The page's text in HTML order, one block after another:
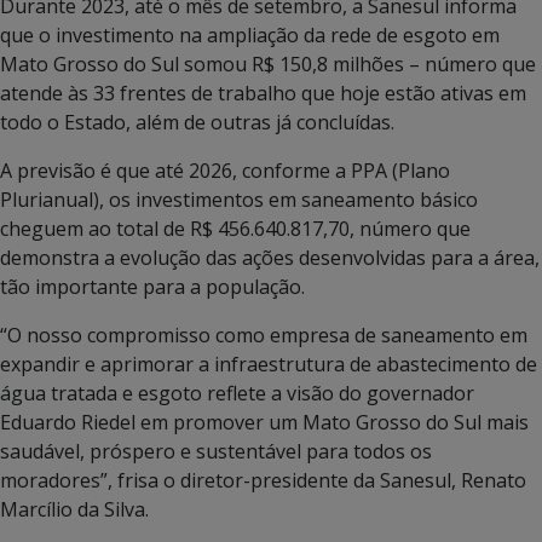
Durante 2023, até o mês de setembro, a Sanesul informa
que o investimento na ampliação da rede de esgoto em
Mato Grosso do Sul somou R$ 150,8 milhões – número que
atende às 33 frentes de trabalho que hoje estão ativas em
todo o Estado, além de outras já concluídas.
A previsão é que até 2026, conforme a PPA (Plano
Plurianual), os investimentos em saneamento básico
cheguem ao total de R$ 456.640.817,70, número que
demonstra a evolução das ações desenvolvidas para a área,
tão importante para a população.
“O nosso compromisso como empresa de saneamento em
expandir e aprimorar a infraestrutura de abastecimento de
água tratada e esgoto reflete a visão do governador
Eduardo Riedel em promover um Mato Grosso do Sul mais
saudável, próspero e sustentável para todos os
moradores”, frisa o diretor-presidente da Sanesul, Renato
Marcílio da Silva.